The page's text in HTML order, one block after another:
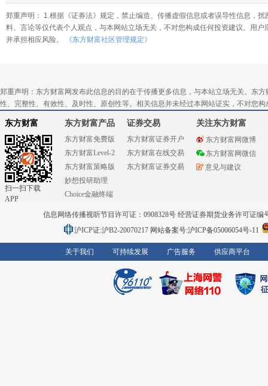
郑重声明： 1.根据《证券法》规定，禁止编造、传播虚假信息或者误导性信息，
料、言论等仅代表个人观点，与本网站立场无关，不对您构成任何投资建议。用
并承担相应风险。
《东方财富社区管理规定》
郑重声明：东方财富网发布此信息的目的在于传播更多信息，与本站立场无关。东
性、完整性、有效性、及时性、原创性等。相关信息并未经过本网站证实，不对您
东方财富
扫一扫下载
APP
东方财富产品
东方财富免费版
东方财富Level-2
东方财富策略版
妙想投研助理
Choice金融终端
证券交易
东方财富证券开户
东方财富在线交易
东方财富证券交易
关注东方财富
东方财富网微博
东方财富网微信
意见与建议
信息网络传播视听节目许可证：0908328号 经营证券期货业务许可证编
沪ICP证:沪B2-20070217 网站备案号:沪ICP备05006054号-11
关于我们 可持续发展 广告服务 供应商平台